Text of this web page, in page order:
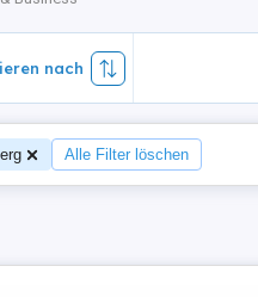
nach
Alle Filter löschen